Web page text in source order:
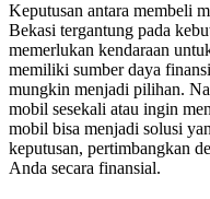
Keputusan antara membeli
Bekasi tergantung pada
memerlukan kendaraan
memiliki sumber daya
mungkin menjadi pilihan.
mobil sesekali atau ingin
mobil bisa menjadi solusi
keputusan, pertimbangkan
Anda secara finansial.